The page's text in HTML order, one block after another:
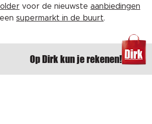
voor de nieuwste aanbiedingen
supermarkt in de buurt.
Op Dirk kun je rekenen!